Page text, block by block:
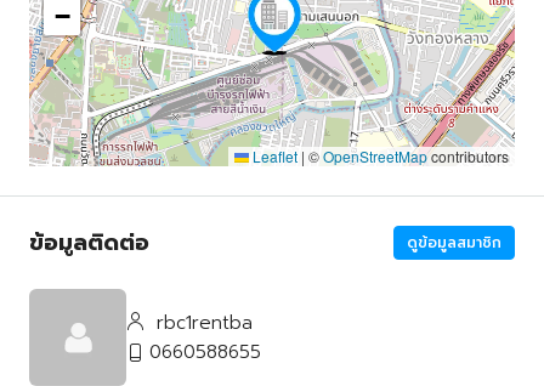
−
Leaflet | ©OpenStreetMapcontributors
ข้อมูลติดต่อ ดูข้อมูลสมาชิก
rbc1rentba
0660588655